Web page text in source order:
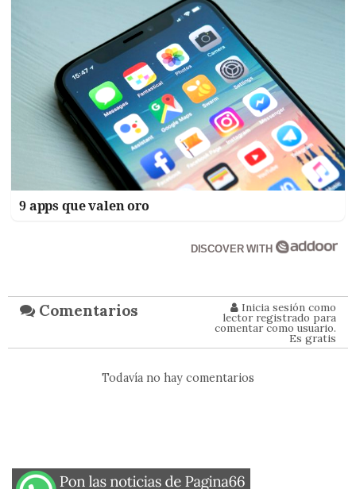
9 apps que valen oro
DISCOVER WITH
Comentarios Inicia sesión como
lector registrado para
comentar como usuario.
Es gratis
Todavía no hay comentarios